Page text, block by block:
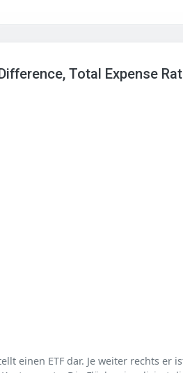
Total Expense
einen ETF dar. Je weiter rechts